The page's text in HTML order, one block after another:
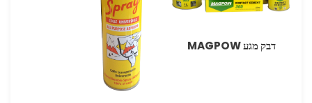
דבק מגע ‏MAGPOW